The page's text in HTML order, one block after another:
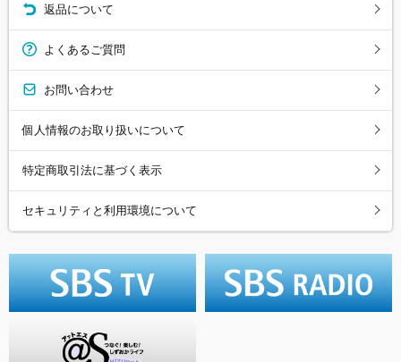
返品について
よくあるご質問
お問い合わせ
個人情報のお取り扱いについて
特定商取引法に基づく表示
セキュリティと利用環境について